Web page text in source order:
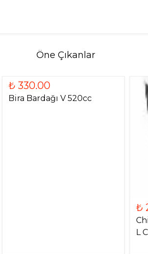
Öne Çıkanlar
₺ 330.00
Bira Bardağı V 520cc
₺
L